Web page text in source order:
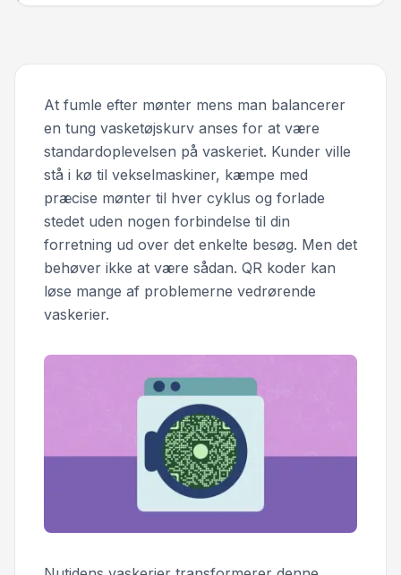
At fumle efter mønter mens man balancerer
en tung vasketøjskurv anses for at være
standardoplevelsen på vaskeriet. Kunder ville
stå i kø til vekselmaskiner, kæmpe med
præcise mønter til hver cyklus og forlade
stedet uden nogen forbindelse til din
forretning ud over det enkelte besøg. Men det
behøver ikke at være sådan. QR koder kan
løse mange af problemerne vedrørende
vaskerier.